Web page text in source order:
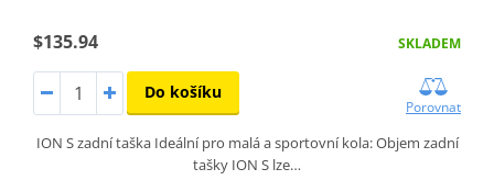
$135.94 SKLADEM
Do košíku
Porovnat
ION S zadní taška Ideální pro malá a sportovní kola: Objem zadní
tašky ION S lze…